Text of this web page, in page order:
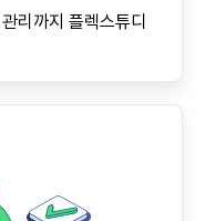
리까지 플렉스튜디